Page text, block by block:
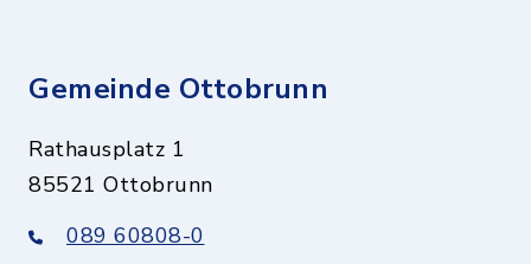
Gemeinde Ottobrunn
Rathausplatz 1
85521 Ottobrunn
089 60808-0